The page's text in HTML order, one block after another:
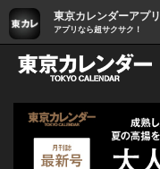
東京カレンダーアプリ
アプリなら超サクサク！